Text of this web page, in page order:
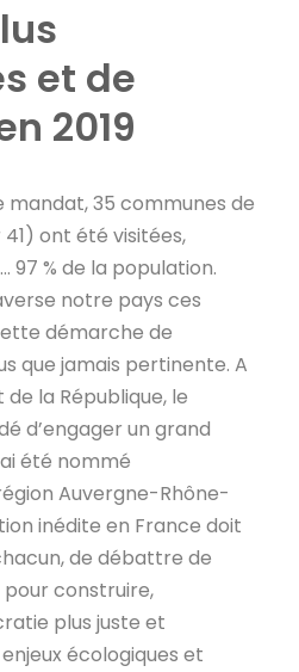
et de
2019
mandat, 35 communes de
ont été visitées,
% de la population.
notre pays ces
démarche de
que jamais pertinente. A
de la République, le
d’engager un grand
été nommé
Auvergne-Rhône-
inédite en France doit
de débattre de
construire,
plus juste et
écologiques et